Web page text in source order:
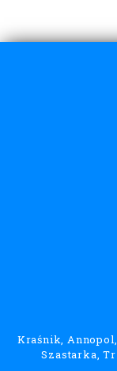
Kraśnik,
Szastarka,